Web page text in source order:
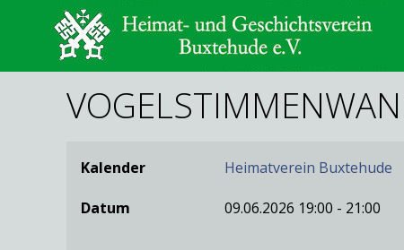
Kalender Heimatverein Buxtehude
Datum 09.06.2026 19:00 - 21:00